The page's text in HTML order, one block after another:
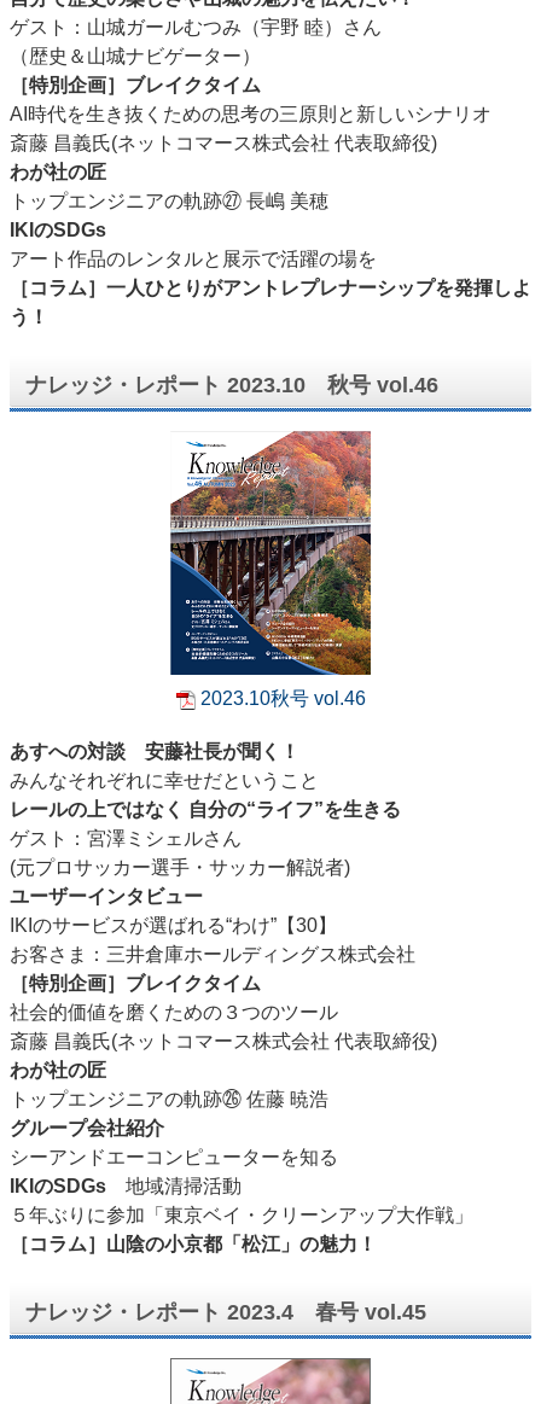
ゲスト：山城ガールむつみ（宇野 睦）さん
（歴史＆山城ナビゲーター）
［特別企画］ブレイクタイム
AI時代を生き抜くための思考の三原則と新しいシナリオ
斎藤 昌義氏(ネットコマース株式会社 代表取締役)
わが社の匠
トップエンジニアの軌跡㉗ 長嶋 美穂
IKIのSDGs
アート作品のレンタルと展示で活躍の場を
［コラム］一人ひとりがアントレプレナーシップを発揮しよ
う！
ナレッジ・レポート 2023.10 秋号 vol.46
2023.10秋号 vol.46
あすへの対談 安藤社長が聞く！
みんなそれぞれに幸せだということ
レールの上ではなく 自分の“ライフ”を生きる
ゲスト：宮澤ミシェルさん
(元プロサッカー選手・サッカー解説者)
ユーザーインタビュー
IKIのサービスが選ばれる“わけ”【30】
お客さま：三井倉庫ホールディングス株式会社
［特別企画］ブレイクタイム
社会的価値を磨くための３つのツール
斎藤 昌義氏(ネットコマース株式会社 代表取締役)
わが社の匠
トップエンジニアの軌跡㉖ 佐藤 暁浩
グループ会社紹介
シーアンドエーコンピューターを知る
IKIのSDGs 地域清掃活動
５年ぶりに参加「東京ベイ・クリーンアップ大作戦」
［コラム］山陰の小京都「松江」の魅力！
ナレッジ・レポート 2023.4 春号 vol.45